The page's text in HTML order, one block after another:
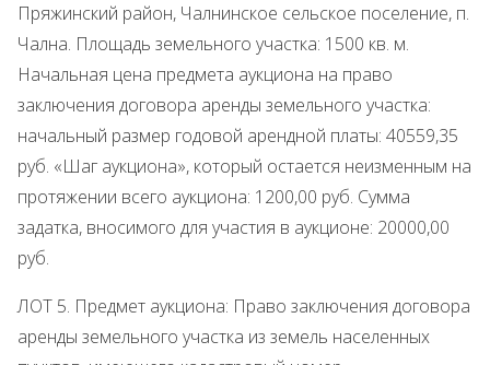
Пряжинский район, Чалнинское сельское поселение, п.
Чална. Площадь земельного участка: 1500 кв. м.
Начальная цена предмета аукциона на право
заключения договора аренды земельного участка:
начальный размер годовой арендной платы: 40559,35
руб. «Шаг аукциона», который остается неизменным на
протяжении всего аукциона: 1200,00 руб. Сумма
задатка, вносимого для участия в аукционе: 20000,00
руб.
ЛОТ 5. Предмет аукциона: Право заключения договора
аренды земельного участка из земель населенных